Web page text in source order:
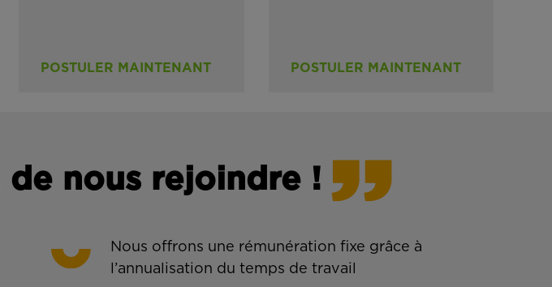
POSTULER MAINTENANT POSTULER MAINTENANT
de nous rejoindre !
Nous offrons une rémunération fixe grâce à
l’annualisation du temps de travail